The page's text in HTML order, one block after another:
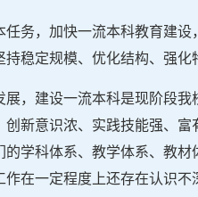
任务，加快一流本科教育建
稳定规模、优化结构、强
，建设一流本科是现阶段
新意识浓、实践技能强、
学科体系、教学体系、教
作在一定程度上还存在认识